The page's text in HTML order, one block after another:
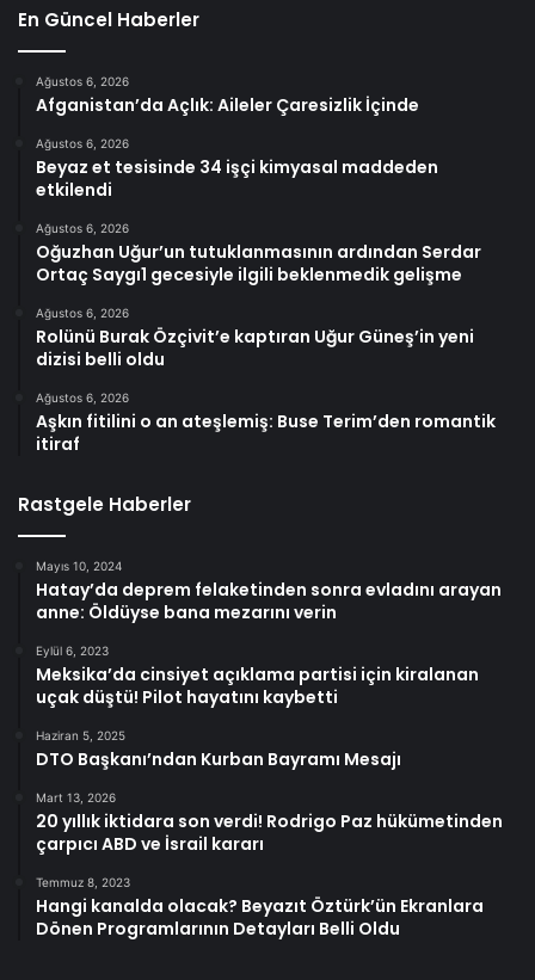
En Güncel Haberler
Ağustos 6, 2026
Afganistan’da Açlık: Aileler Çaresizlik İçinde
Ağustos 6, 2026
Beyaz et tesisinde 34 işçi kimyasal maddeden
etkilendi
Ağustos 6, 2026
Oğuzhan Uğur’un tutuklanmasının ardından Serdar
Ortaç Saygı1 gecesiyle ilgili beklenmedik gelişme
Ağustos 6, 2026
Rolünü Burak Özçivit’e kaptıran Uğur Güneş’in yeni
dizisi belli oldu
Ağustos 6, 2026
Aşkın fitilini o an ateşlemiş: Buse Terim’den romantik
itiraf
Rastgele Haberler
Mayıs 10, 2024
Hatay’da deprem felaketinden sonra evladını arayan
anne: Öldüyse bana mezarını verin
Eylül 6, 2023
Meksika’da cinsiyet açıklama partisi için kiralanan
uçak düştü! Pilot hayatını kaybetti
Haziran 5, 2025
DTO Başkanı’ndan Kurban Bayramı Mesajı
Mart 13, 2026
20 yıllık iktidara son verdi! Rodrigo Paz hükümetinden
çarpıcı ABD ve İsrail kararı
Temmuz 8, 2023
Hangi kanalda olacak? Beyazıt Öztürk’ün Ekranlara
Dönen Programlarının Detayları Belli Oldu